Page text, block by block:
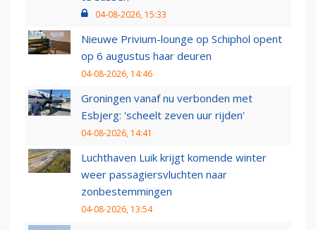
04-08-2026, 15:33
Nieuwe Privium-lounge op Schiphol opent
op 6 augustus haar deuren
04-08-2026, 14:46
Groningen vanaf nu verbonden met
Esbjerg: 'scheelt zeven uur rijden'
04-08-2026, 14:41
Luchthaven Luik krijgt komende winter
weer passagiersvluchten naar
zonbestemmingen
04-08-2026, 13:54